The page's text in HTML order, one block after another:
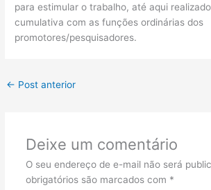
para estimular o trabalho, até aqui
cumulativa com as funções ordinárias dos
promotores/pesquisadores.
← Post anterior
Deixe um comentário
O seu endereço de e-mail não será
obrigatórios são marcados com *